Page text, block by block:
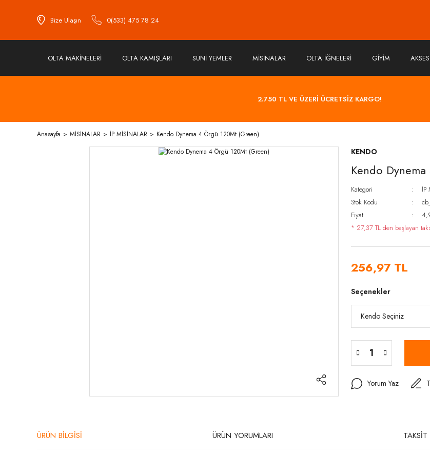
Bize Ulaşın 0(533) 475 78 24
OLTA MAKİNELERİ OLTA KAMIŞLARI SUNİ YEMLER MİSİNALAR OLTA İĞNELERİ GİYİM
2.750 TL VE ÜZERİ ÜCRETSİZ KARGO!
Anasayfa MİSİNALAR İP MİSİNALAR Kendo Dynema 4 Örgü 120Mt (Green)
KENDO
Kendo
Kategori
İP
Stok Kodu
Fiyat
* 27,37 TL den başlayan
256,97 TL
Seçenekler
Yorum Yaz
ÜRÜN BİLGİSİ ÜRÜN YORUMLARI TAKSİT